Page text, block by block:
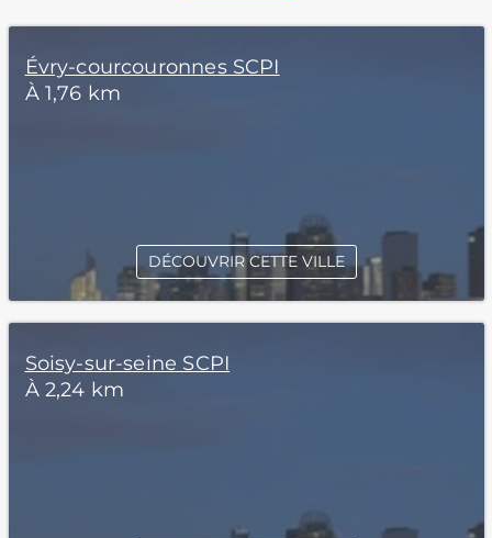
Évry-courcouronnes SCPI
À 1,76 km
DÉCOUVRIR CETTE VILLE
Soisy-sur-seine SCPI
À 2,24 km